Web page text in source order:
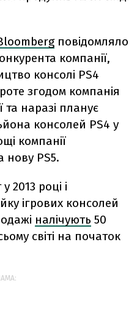
повідомляло
компанії,
консолі PS4
згодом компанія
та наразі планує
консолей PS4 у
компанії
нову PS5.
2013 році і
ігрових консолей
налічують 50
світі на початок